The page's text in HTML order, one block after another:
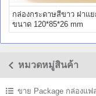
กล่องกระดาษสีขาว ฝาแย
ขนาด 120*85*26 mm
หมวดหมู่สินค้า
ขาย Package กล่องแฟ